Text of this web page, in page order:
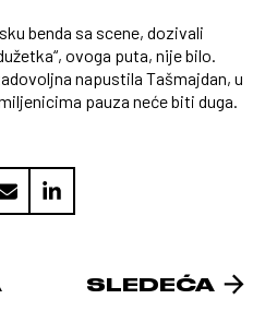
benda sa scene, dozivali
ovoga puta, nije bilo.
napustila Tašmajdan, u
pauza neće biti duga.
SLEDEĆA